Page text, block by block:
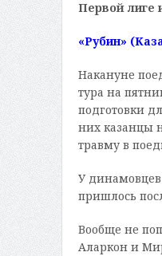
Первой лиге
«Рубин»
Накануне
тура на
подготовки
них казанцы
травму в
У
пришлось
Вообще не
Аларкон и